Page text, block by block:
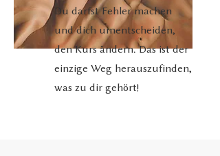
Du darfst Fehler machen
und dich umentscheiden,
den Kurs ändern. Das ist der
einzige Weg herauszufinden,
was zu dir gehört!